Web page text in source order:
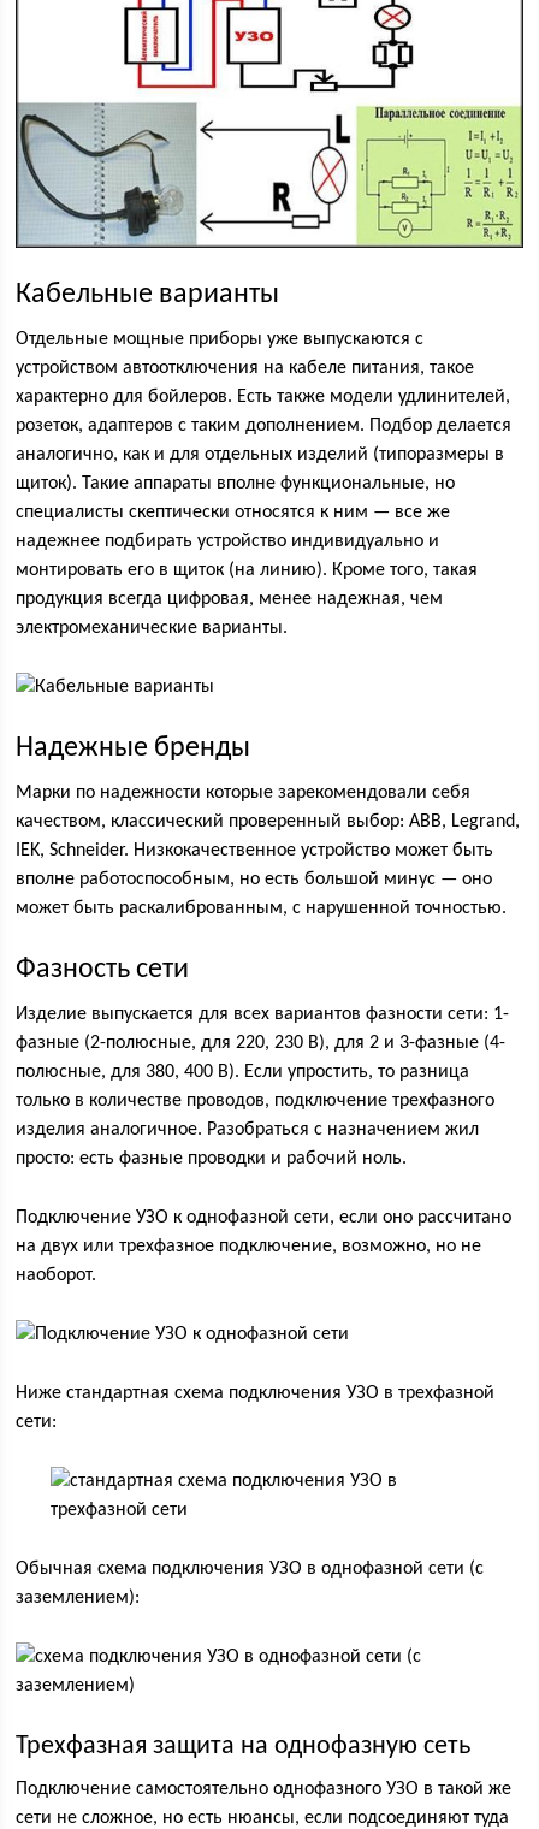
Кабельные варианты
Отдельные мощные приборы уже выпускаются с
устройством автоотключения на кабеле питания, такое
характерно для бойлеров. Есть также модели удлинителей,
розеток, адаптеров с таким дополнением. Подбор делается
аналогично, как и для отдельных изделий (типоразмеры в
щиток). Такие аппараты вполне функциональные, но
специалисты скептически относятся к ним — все же
надежнее подбирать устройство индивидуально и
монтировать его в щиток (на линию). Кроме того, такая
продукция всегда цифровая, менее надежная, чем
электромеханические варианты.
Надежные бренды
Марки по надежности которые зарекомендовали себя
качеством, классический проверенный выбор: ABB, Legrand,
IEK, Schneider. Низкокачественное устройство может быть
вполне работоспособным, но есть большой минус — оно
может быть раскалиброванным, с нарушенной точностью.
Фазность сети
Изделие выпускается для всех вариантов фазности сети: 1-
фазные (2-полюсные, для 220, 230 В), для 2 и 3-фазные (4-
полюсные, для 380, 400 В). Если упростить, то разница
только в количестве проводов, подключение трехфазного
изделия аналогичное. Разобраться с назначением жил
просто: есть фазные проводки и рабочий ноль.
Подключение УЗО к однофазной сети, если оно рассчитано
на двух или трехфазное подключение, возможно, но не
наоборот.
Ниже стандартная схема подключения УЗО в трехфазной
сети:
Обычная схема подключения УЗО в однофазной сети (с
заземлением):
Трехфазная защита на однофазную сеть
Подключение самостоятельно однофазного УЗО в такой же
сети не сложное, но есть нюансы, если подсоединяют туда